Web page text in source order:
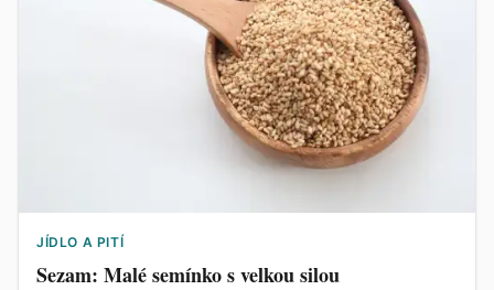
JÍDLO A PITÍ
Sezam: Malé semínko s velkou silou